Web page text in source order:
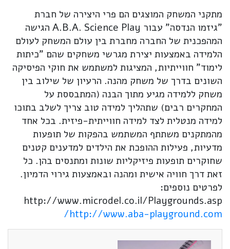
מתקני המשחק המוצגים הם פרי היצירה של חברת
"גיזמו הנדסה" עבור A.B.A. Science Play הגישה
המהפכנית של החברה מחברת בין עולם המשחק לעולם
הלמידה באמצעות יצירת מגרשי משחקים שהם "כיתות
לימוד" חווייתיות, המציגות למשתמש את חוקי הפיסיקה
השונים בדרך של משחק מהנה. הרעיון של שילוב בין
משחק ללמידה מגיע מתוך הבנה (המתבססת על
המחקרים רבים) שתהליך למידה טוב צריך לשלב בתוכו
למידה מנטלית לצד למידה חווייתית-פיזית. בכל אחד
מהמתקנים משתתף המשתמש בהפקות של תופעות
מדעיות, פעילות ההופכת את הילדים למדענים קטנים
שחוקרים תופעות פיזיקליות שונות ומתנסים בהן. כל
זאת דרך חוויה אישית ומהנה ובאמצעות גירוי הדמיון.
לפרטים נוספים:
http://www.microdel.co.il/Playgrounds.asp
http://www.aba-playground.com/